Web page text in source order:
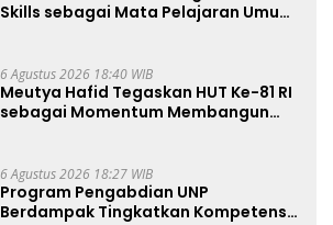
Skills sebagai Mata Pelajaran Umum
6 Agustus 2026 18:40 WIB
Meutya Hafid Tegaskan HUT Ke-81 RI
sebagai Momentum Membangun
6 Agustus 2026 18:27 WIB
Program Pengabdian UNP
Berdampak Tingkatkan Kompetensi